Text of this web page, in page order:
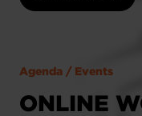
Agenda / Events
ONLINE